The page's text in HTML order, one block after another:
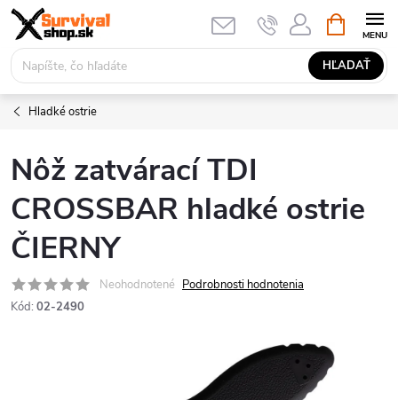
Prejsť
obsah
HĽADAŤ
KOŠÍK
Hladké ostrie
Nôž zatvárací TDI
CROSSBAR hladké ostrie
ČIERNY
Neohodnotené Podrobnosti hodnotenia
Kód: 02-2490